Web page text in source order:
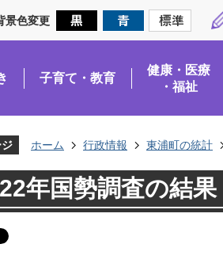
景色変更
子育て・教育
健康・医療
・福祉
ホーム 行政情報 東浦町の統計
年国勢調査の結果